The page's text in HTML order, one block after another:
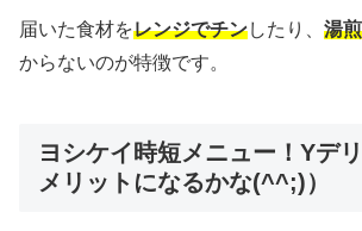
届いた食材をレンジでチンしたり、 湯煎
からないのが特徴です。
ヨシケイ時短メニュー！Yデ
メリットになるかな(^^;)）